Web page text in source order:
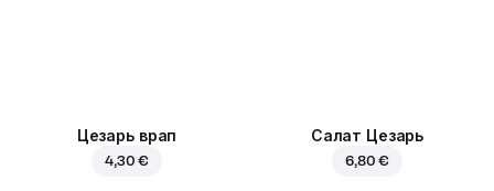
Цезарь врап
4,30 €
Салат Цезарь
6,80 €